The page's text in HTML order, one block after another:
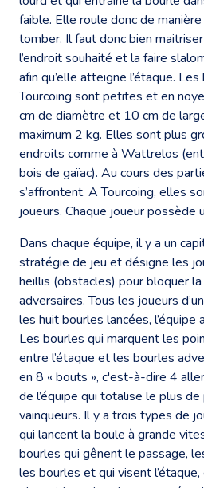
faible. Elle roule donc de
tomber. Il faut donc bien
l’endroit souhaité et la faire
afin qu’elle atteigne l’étaque.
Tourcoing sont petites et en
cm de diamètre et 10 cm de
maximum 2 kg. Elles sont plus
endroits comme à Wattrelos
bois de gaïac). Au cours des
s’affrontent. A Tourcoing, elles
joueurs. Chaque joueur possède
Dans chaque équipe, il y a un
stratégie de jeu et désigne les
heillis (obstacles) pour bloquer
adversaires. Tous les joueurs
les huit bourles lancées, l’équipe
Les bourles qui marquent les
entre l’étaque et les bourles
en 8 « bouts », c'est-à-dire 4
de l’équipe qui totalise le plus
vainqueurs. Il y a trois types de
qui lancent la boule à grande
bourles qui gênent le passage,
les bourles et qui visent